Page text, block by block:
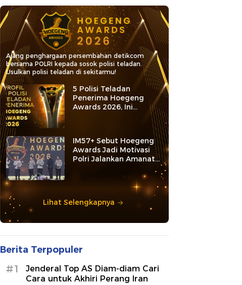
Ajang penghargaan persembahan detikcom
bersama POLRI kepada sosok polisi teladan.
Usulkan polisi teladan di sekitarmu!
5 Polisi Teladan
Penerima Hoegeng
Awards 2026, Ini
Kategori dan Kiprahnya
IM57+ Sebut Hoegeng
Awards Jadi Motivasi
Polri Jalankan Amanat
Lihat Selengkapnya
Berita Terpopuler
#1
Jenderal Top AS Diam-diam Cari
Cara untuk Akhiri Perang Iran